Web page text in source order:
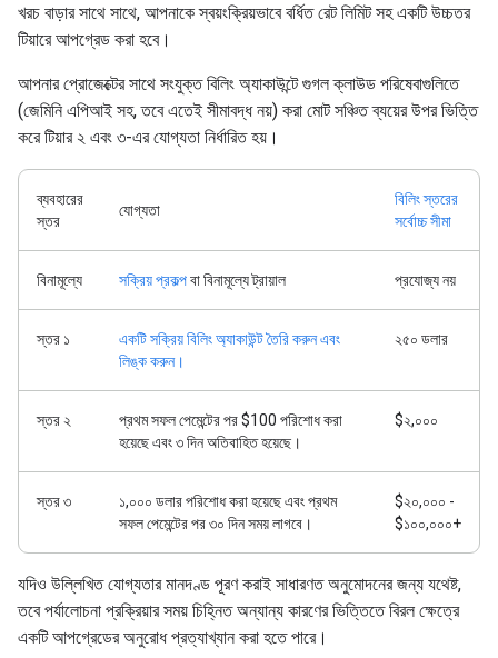
খরচ বাড়ার সাথে সাথে, আপনাকে স্বয়ংক্রিয়ভাবে বর্ধিত রেট লিমিট সহ একটি উচ্চতর
টিয়ারে আপগ্রেড করা হবে।
আপনার প্রোজেক্টের সাথে সংযুক্ত বিলিং অ্যাকাউন্টে গুগল ক্লাউড পরিষেবাগুলিতে
(জেমিনি এপিআই সহ, তবে এতেই সীমাবদ্ধ নয়) করা মোট সঞ্চিত ব্যয়ের উপর ভিত্তি
করে টিয়ার ২ এবং ৩-এর যোগ্যতা নির্ধারিত হয়।
ব্যবহারের
স্তর
যোগ্যতা
বিলিং স্তরের
সর্বোচ্চ সীমা
বিনামূল্যে সক্রিয় প্রকল্পবা বিনামূল্যে ট্রায়াল প্রযোজ্য নয়
স্তর ১
একটি সক্রিয় বিলিং অ্যাকাউন্ট তৈরি করুন এবং
লিঙ্ক করুন।
২৫০ ডলার
স্তর ২
প্রথম সফল পেমেন্টের পর $100 পরিশোধ করা
হয়েছে এবং ৩ দিন অতিবাহিত হয়েছে।
$২,০০০
স্তর ৩
১,০০০ ডলার পরিশোধ করা হয়েছে এবং প্রথম
সফল পেমেন্টের পর ৩০ দিন সময় লাগবে।
$২০,০০০ -
$১০০,০০০+
যদিও উল্লিখিত যোগ্যতার মানদণ্ড পূরণ করাই সাধারণত অনুমোদনের জন্য যথেষ্ট,
তবে পর্যালোচনা প্রক্রিয়ার সময় চিহ্নিত অন্যান্য কারণের ভিত্তিতে বিরল ক্ষেত্রে
একটি আপগ্রেডের অনুরোধ প্রত্যাখ্যান করা হতে পারে।